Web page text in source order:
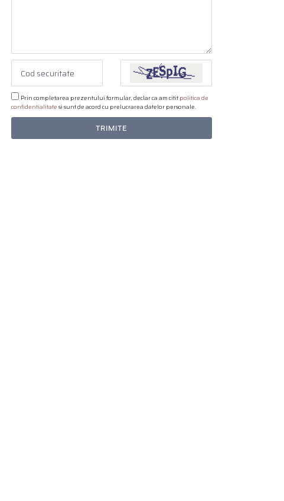
Prin completarea prezentului formular, declar ca am citit politica de
confidentialitate si sunt de acord cu prelucrarea datelor personale.
TRIMITE